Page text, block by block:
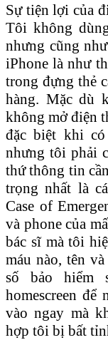
Sự tiện lợi của
Tôi không
nhưng cũng
iPhone là như
trong đựng thẻ
hàng. Mặc dù
không mở điện
đặc biệt khi
nhưng tôi phải
thứ thông tin
trọng nhất là
Case of
và phone của
bác sĩ mà tôi
máu nào, tên
số bảo hiểm
homescreen để
vào ngay mà
hợp tôi bị bất